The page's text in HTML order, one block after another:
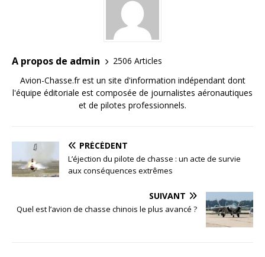
A propos de admin
2506 Articles
Avion-Chasse.fr est un site d'information indépendant dont
l'équipe éditoriale est composée de journalistes aéronautiques
et de pilotes professionnels.
PRÉCÉDENT
L’éjection du pilote de chasse : un acte de survie
aux conséquences extrêmes
SUIVANT
Quel est l’avion de chasse chinois le plus avancé ?